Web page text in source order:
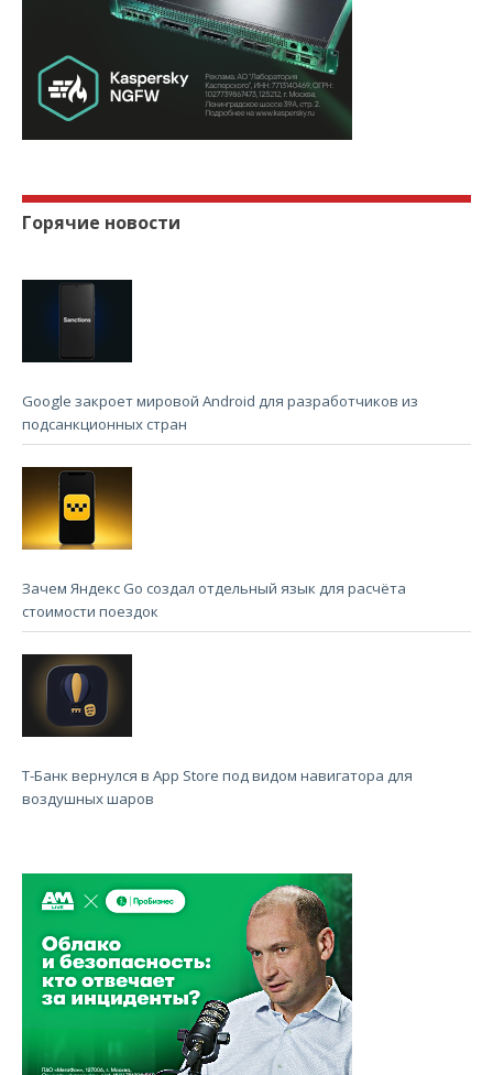
Горячие новости
Google закроет мировой Android для разработчиков из
подсанкционных стран
Зачем Яндекс Go создал отдельный язык для расчёта
стоимости поездок
Т-Банк вернулся в App Store под видом навигатора для
воздушных шаров